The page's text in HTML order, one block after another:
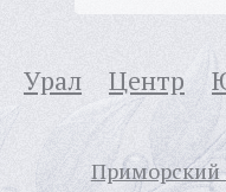
Урал Центр
Приморский